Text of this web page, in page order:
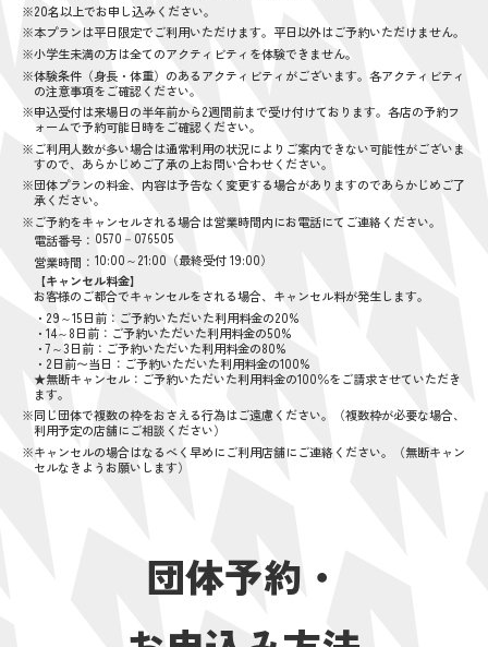
※20名以上でお申し込みください。
※本プランは平日限定でご利用いただけます。平日以外はご予約いただけません。
※小学生未満の方は全てのアクティビティを体験できません。
※体験条件（身長・体重）のあるアクティビティがございます。各アクティビティ
の注意事項をご確認ください。
※申込受付は来場日の半年前から2週間前まで受け付けております。各店の予約フ
ォームで予約可能日時をご確認ください。
※ご利用人数が多い場合は通常利用の状況によりご案内できない可能性がございま
すので、あらかじめご了承の上お問い合わせください。
※団体プランの料金、内容は予告なく変更する場合がありますのであらかじめご了
承ください。
※ご予約をキャンセルされる場合は営業時間内にお電話にてご連絡ください。
電話番号： 0570－076505
営業時間： 10:00～21:00（最終受付 19:00）
【キャンセル料金】
お客様のご都合でキャンセルをされる場合、キャンセル料が発生します。
・29～15日前：ご予約いただいた利用料金の20%
・14～8日前：ご予約いただいた利用料金の50%
・7～3日前：ご予約いただいた利用料金の80%
・2日前〜当日：ご予約いただいた利用料金の100%
★無断キャンセル：ご予約いただいた利用料金の100％をご請求させていただき
ます。
※同じ団体で複数の枠をおさえる行為はご遠慮ください。（複数枠が必要な場合、
利用予定の店舗にご相談ください）
※キャンセルの場合はなるべく早めにご利用店舗にご連絡ください。（無断キャン
セルなきようお願いします）
団体予約・